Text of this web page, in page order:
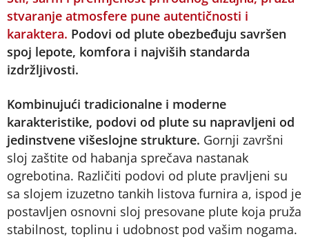
stvaranje atmosfere pune autentičnosti i
karaktera. Podovi od plute obezbeđuju savršen
spoj lepote, komfora i najviših standarda
izdržljivosti.
Kombinujući tradicionalne i moderne
karakteristike, podovi od plute su napravljeni od
jedinstvene višeslojne strukture. Gornji završni
sloj zaštite od habanja sprečava nastanak
ogrebotina. Različiti podovi od plute pravljeni su
sa slojem izuzetno tankih listova furnira a, ispod je
postavljen osnovni sloj presovane plute koja pruža
stabilnost, toplinu i udobnost pod vašim nogama.